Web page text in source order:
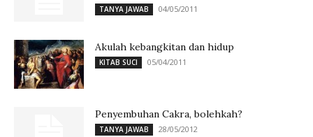
TANYA JAWAB 04/05/2011
Akulah kebangkitan dan hidup
KITAB SUCI 05/04/2011
Penyembuhan Cakra, bolehkah?
TANYA JAWAB 28/05/2012